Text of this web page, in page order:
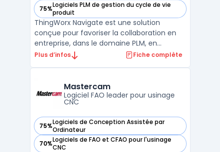
75%Logiciels PLM de gestion du cycle de vie
produit
— voir ThingWorx Navigate dans cette catégorie
ThingWorx Navigate est une solution
conçue pour favoriser la collaboration en
entreprise, dans le domaine PLM, en
assurant un accès en temps réel aux
l'organisation, d'accéder facilement aux
données stockées dans le système ...
Plus d’infos Fiche complète
Mastercam
Logiciel FAO leader pour usinage
CNC
75%Logiciels de Conception Assistée par
Ordinateur
— voir Mastercam dans cette catégorie
70%Logiciels de FAO et CFAO pour l'usinage
CNC
— voir Mastercam dans cette catégorie